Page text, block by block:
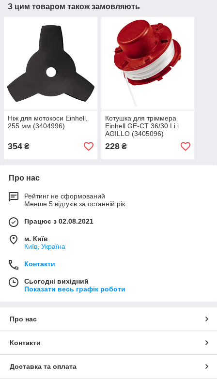
З цим товаром також замовляють
Ніж для мотокоси Einhell,
255 мм (3404996)
354 ₴
Котушка для тріммера
Einhell GE-CT 36/30 Li і
AGILLO (3405096)
228₴
Про нас
Рейтинг не сформований
Менше 5 відгуків за останній рік
Працює з 02.08.2021
м. Київ
Київ, Україна
Контакти
Сьогодні вихідний
Показати весь графік роботи
Про нас
Контакти
Доставка та оплата